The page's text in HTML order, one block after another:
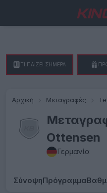
Αρχική Μεταγραφές
Ottensen
Γερμανία
ΣύνοψηΠρόγραμμα
ΤΙ ΠΑΙΖΕΙ ΣΗΜΕΡΑ